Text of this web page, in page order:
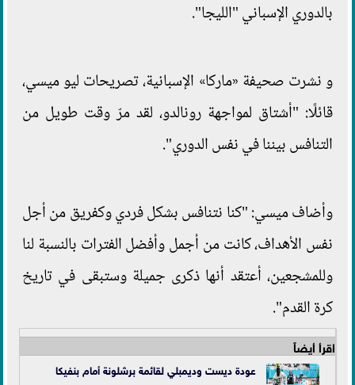
بالدوري الإسباني "الليجا".
و نشرت صحيفة «ماركا» الإسبانية، تصريحات ليو ميسي،
قائلًا: "أشتاق لمواجهة رونالدو، لقد مرّ وقت طويل من
التنافس بيننا في نفس الدوري".
وأضاف ميسي: "كنا نتنافس بشكل فردي وكفريق من أجل
نفس الأهداف، كانت من أجمل وأفضل الفترات بالنسبة لنا
وللمشجعين، أعتقد أنها ذكرى جميلة وستبقى في تاريخ
كرة القدم".
اقرأ أيضاً
عودة ديست وديمبلي لقائمة برشلونة أمام بنفيكا